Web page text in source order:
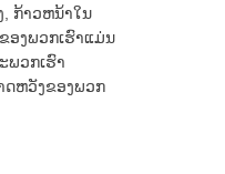
, ກ້າວຫນ້າໃນ
ອງພວກເຮົາແມ່ນ
ພວກເຮົາ
ດຫວັງຂອງພວກ